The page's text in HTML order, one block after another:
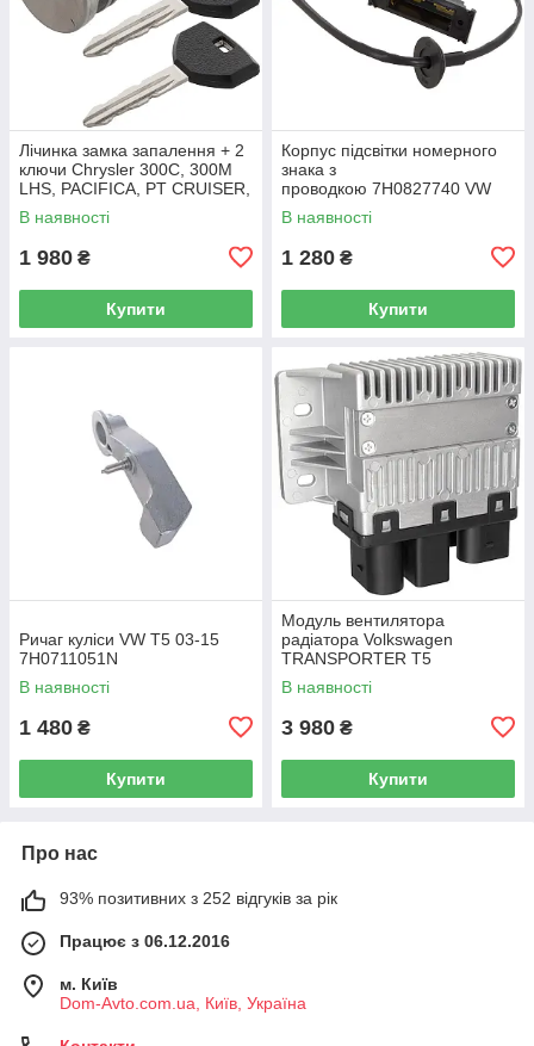
Лічинка замка запалення + 2
ключи Chrysler 300C, 300M
LHS, PACIFICA, PT CRUISER,
SEBRING 5003843AB
В наявності
1 980 ₴
Купити
Корпус підсвітки номерного
знака з
проводкою 7H0827740 VW
Caddy III (2K) 2004-2015
/ Caddy IV (SA) 2016-
В наявності
1 280 ₴
Купити
Ричаг куліси VW T5 03-15
7H0711051N
В наявності
1 480 ₴
Купити
Модуль вентилятора
радіатора Volkswagen
TRANSPORTER T5
Фургон 03-15 7H0919506D
В наявності
3 980 ₴
Купити
Про нас
93% позитивних з 252 відгуків за рік
Працює з 06.12.2016
м. Київ
Dom-Avto.com.ua, Київ, Україна